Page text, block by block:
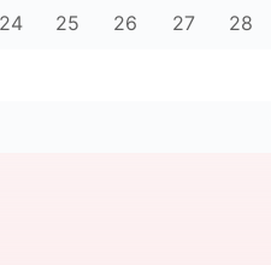
24 25 26 27 28